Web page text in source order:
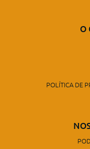
O
POLÍTICA DE